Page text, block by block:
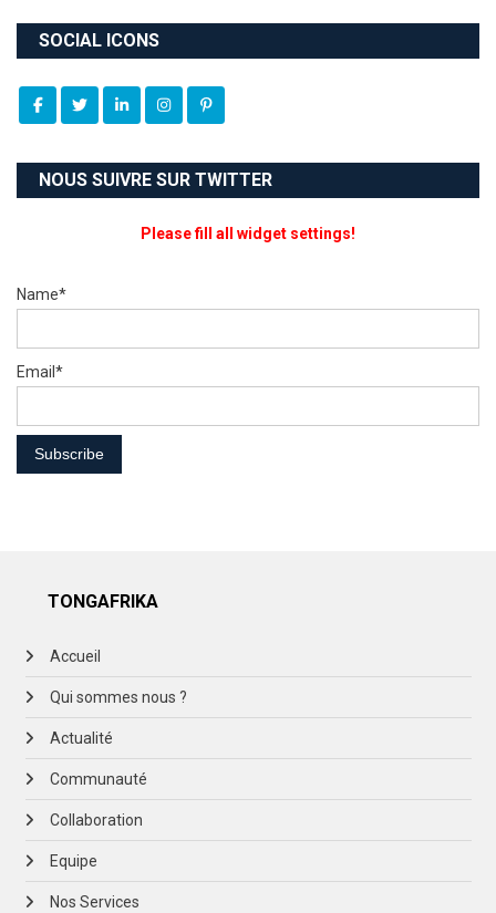
SOCIAL ICONS
NOUS SUIVRE SUR TWITTER
Please fill all widget settings!
Name*
Email*
TONGAFRIKA
Accueil
Qui sommes nous ?
Actualité
Communauté
Collaboration
Equipe
Nos Services